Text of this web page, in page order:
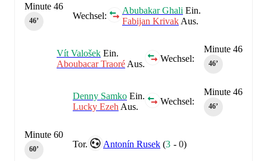
Wechsel:
Abubakar Ghali Ein.
Fabijan Krivak Aus.
Minute 46
46‎’‎
Minute 46
46‎’‎
Wechsel:
Vít Valošek Ein.
Aboubacar Traoré Aus.
Minute 46
46‎’‎
Wechsel:
Denny Samko Ein.
Lucky Ezeh Aus.
Tor. Antonín Rusek (3 -0)
Minute 60
60‎’‎